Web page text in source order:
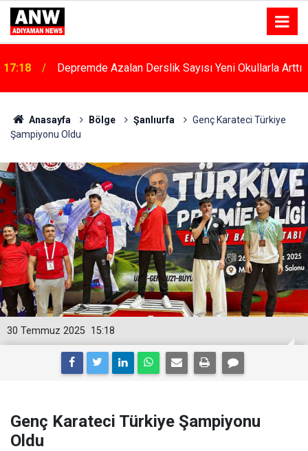
17:18 Depremde Azalan Derslik Sayısı Yeni Okullarla Arttı
Anasayfa Bölge Şanlıurfa
Genç Karateci Türkiye
Şampiyonu Oldu
15:18
30 Temmuz 2025
Genç Karateci Türkiye Şampiyonu
Oldu